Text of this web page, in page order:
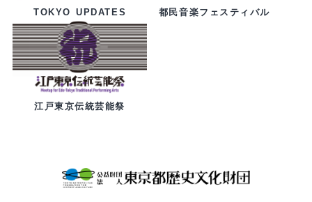
TOKYO UPDATES 都民音楽フェスティバル
江戸東京伝統芸能祭